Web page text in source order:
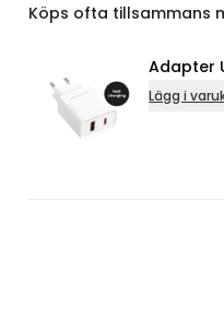
Köps ofta tillsammans
Adapter USB A
Lägg i varukorg